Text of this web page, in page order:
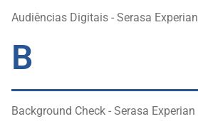
Audiências Digitais - Serasa Experian
B
Background Check - Serasa Experian